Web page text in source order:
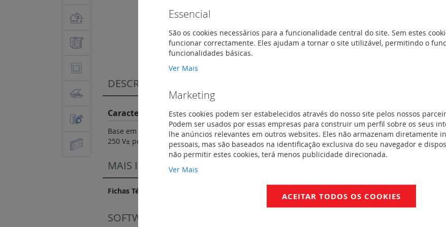
de
imagens
DESCRIÇÃO
Características do Produto
Base em material plástico autoextinguível (tamanho 4 em cerâmica). Aperto elástico (tamanho 4:
250 V± possuem um dispositivo de sinalização "presença e fusão de fusível" para fusíveis com
MAIS INFORMAÇÃO
Fichas Técnicas
SOFTWARE
Essencial
São os cookies necessários para a funcionalidade central do site. Sem estes
funcionar correctamente. Eles ajudam a tornar o site utilizável, permitindo o
funcionalidades básicas.
Ver Mais
Marketing
Estes cookies podem ser estabelecidos através do nosso site pelos nossos
Podem ser usados por essas empresas para construir um perfil sobre os seus
lhe anúncios relevantes em outros websites. Eles não armazenam diretamente
pessoais, mas são baseados na identificação exclusiva do seu navegador e
não permitir estes cookies, terá menos publicidade direcionada.
Ver Mais
ACEITAR TODOS OS COOKIES